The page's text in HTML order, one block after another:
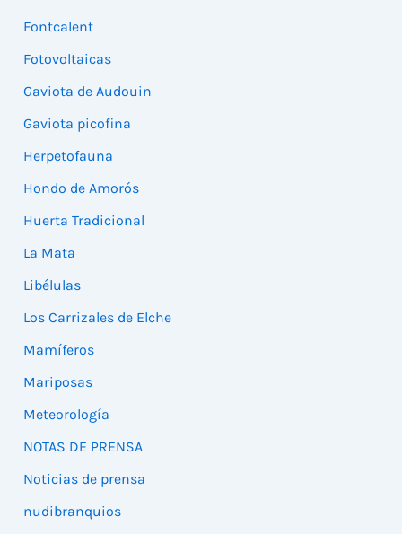
Fontcalent
Fotovoltaicas
Gaviota de Audouin
Gaviota picofina
Herpetofauna
Hondo de Amorós
Huerta Tradicional
La Mata
Libélulas
Los Carrizales de Elche
Mamíferos
Mariposas
Meteorología
NOTAS DE PRENSA
Noticias de prensa
nudibranquios